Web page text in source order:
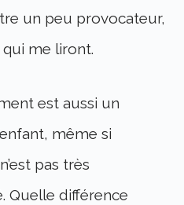
un peu provocateur,
me liront.
est aussi un
même si
pas très
Quelle différence